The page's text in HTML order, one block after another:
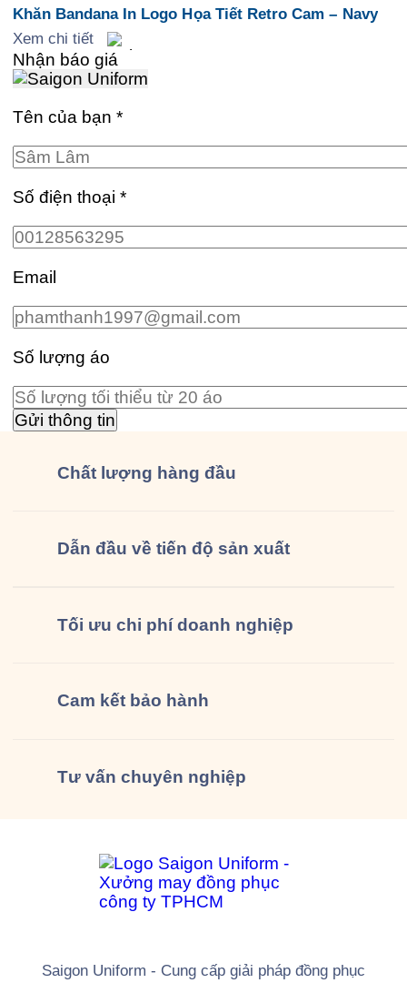
Khăn Bandana In Logo Họa Tiết Retro Cam – Navy
Xem chi tiết
Nhận báo giá
Tên của bạn*
Số điện thoại*
Email
Số lượng áo
Chất lượng hàng đầu
Dẫn đầu về tiến độ sản xuất
Tối ưu chi phí doanh nghiệp
Cam kết bảo hành
Tư vấn chuyên nghiệp
Saigon Uniform - Cung cấp giải pháp đồng phục